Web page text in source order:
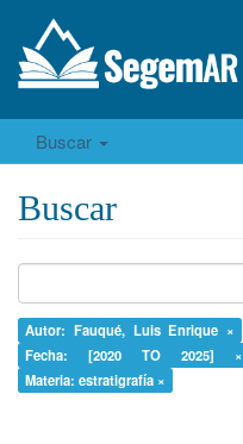
Buscar
Buscar
Autor: Fauqué, Luis Enrique ×
Fecha: [2020 TO 2025] ×
Materia: estratigrafía ×